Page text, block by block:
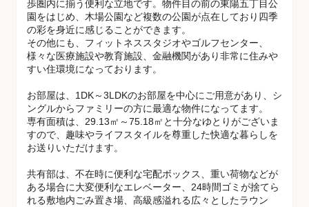
歩圏内に揃う便利な立地です。物件目の前の東陽五丁目公
園をはじめ、木場公園など複数の公園が点在しており四季
の彩を身近に感じることができます。
その他にも、フィットネススタジオやゴルフセンター、
様々な医療施設や教育施設、金融機関があり非常に住みや
すい住環境になっております。
お部屋は、1DK～3LDKのお部屋を中心にご用意があり、シ
ングルからファミリーの方に最適な物件になってます。
専有面積は、29.13㎡～75.18㎡と十分なゆとりがございま
すので、趣味やライフスタイルを尊重した快適な暮らしを
お送りいただけます。
共有部は、不在時に便利な宅配ボックス、重い荷物などが
ある場合に大変便利なエレベーター、24時間ゴミが捨てら
れる敷地内ごみ置き場、高級感溢れる広々としたラウン